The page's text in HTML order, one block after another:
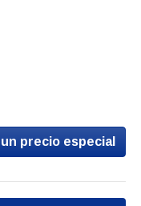
precio especial